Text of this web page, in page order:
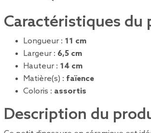
Caractéristiques du
Longueur : 11 cm
Largeur : 6,5 cm
Hauteur : 14 cm
Matière(s) : faïence
Coloris : assortis
Description du